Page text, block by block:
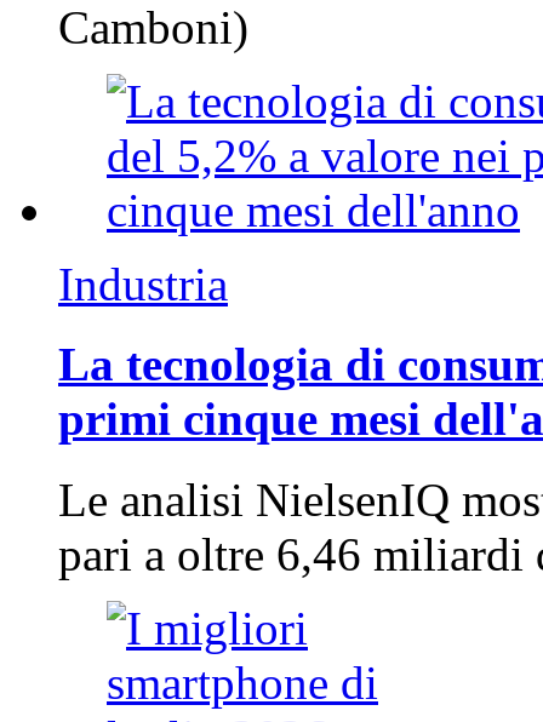
Camboni)
Industria
La tecnologia di
primi cinque mesi
Le analisi NielsenIQ
pari a oltre 6,46